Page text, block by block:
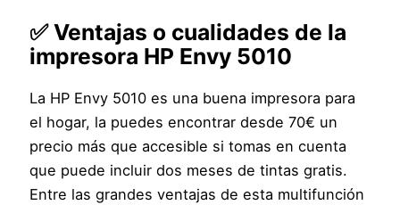
✅ Ventajas o cualidades de la
impresora HP Envy 5010
La HP Envy 5010 es una buena impresora para
el hogar, la puedes encontrar desde 70€ un
precio más que accesible si tomas en cuenta
que puede incluir dos meses de tintas gratis.
Entre las grandes ventajas de esta multifunción